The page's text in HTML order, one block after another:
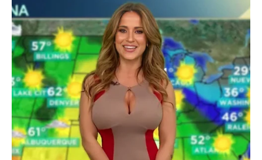
Pasulj je jedna od najzdravijih i najhranljivijih tradicionalnih
namirnica, ali način pripreme igra veliku ulogu u tome kako će
djelovati na organizam. Jednostavan dodatak poput kima
može pomoći da se skrati vrijeme kuvanja, poboljša ukus i
smanji neprijatno nadimanje. Upravo zato mnoge iskusne
domaćice ovaj začin smatraju malom tajnom savršeno
kuvanog domaćeg pasulja.